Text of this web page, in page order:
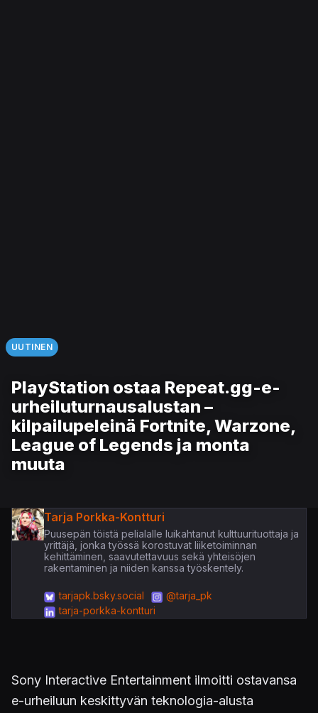
UUTINEN
PlayStation ostaa Repeat.gg-e-
urheiluturnausalustan –
kilpailupeleinä Fortnite, Warzone,
League of Legends ja monta
muuta
Tarja Porkka-Kontturi
Puusepän töistä pelialalle luikahtanut kulttuurituottaja ja
yrittäjä, jonka työssä korostuvat liiketoiminnan
kehittäminen, saavutettavuus sekä yhteisöjen
rakentaminen ja niiden kanssa työskentely.
tarjapk.bsky.social
@tarja_pk
tarja-porkka-kontturi
Sony Interactive Entertainment ilmoitti ostavansa
e-urheiluun keskittyvän teknologia-alusta